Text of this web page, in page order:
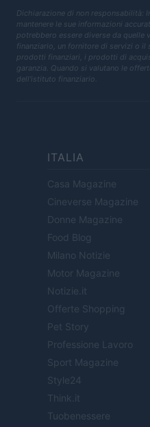
Dichiarazione di non responsabilità:
mantenere le sue informazioni
potrebbero essere diverse da
finanziario, un fornitore di servizi o
prodotti finanziari, i prodotti di
garanzia. Quando si valutano le
dell'istituto finanziario.
ITALIA
Casa Magazine
Cineverse Magazine
Donne Magazine
Food Blog
Milano Notizie
Motor Magazine
Notizie.it
Offerte Shopping
Pet Story
Professione Lavoro
Sport Magazine
Style24
Think.it
Tuobenessere